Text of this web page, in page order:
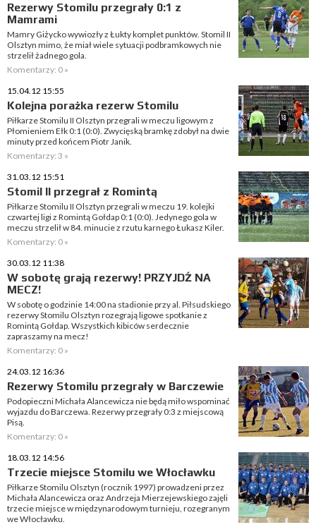
Rezerwy Stomilu przegrały 0:1 z
Mamrami
Mamry Giżycko wywiozły z Łukty komplet punktów. Stomil II
Olsztyn mimo, że miał wiele sytuacji podbramkowych nie
strzelił żadnego gola.
Komentarzy: 0 »
15.04.12 15:55
Kolejna porażka rezerw Stomilu
Piłkarze Stomilu II Olsztyn przegrali w meczu ligowym z
Płomieniem Ełk 0:1 (0:0). Zwycięską bramkę zdobył na dwie
minuty przed końcem Piotr Janik.
Komentarzy: 3 »
31.03.12 15:51
Stomil II przegrał z Romintą
Piłkarze Stomilu II Olsztyn przegrali w meczu 19. kolejki
czwartej ligi z Romintą Gołdap 0:1 (0:0). Jedynego gola w
meczu strzelił w 84. minucie z rzutu karnego Łukasz Kiler.
Komentarzy: 0 »
30.03.12 11:38
W sobotę grają rezerwy! PRZYJDŹ NA
MECZ!
W sobotę o godzinie 14:00 na stadionie przy al. Piłsudskiego
rezerwy Stomilu Olsztyn rozegrają ligowe spotkanie z
Romintą Gołdap. Wszystkich kibiców serdecznie
zapraszamy na mecz!
Komentarzy: 0 »
24.03.12 16:36
Rezerwy Stomilu przegrały w Barczewie
Podopieczni Michała Alancewicza nie będą miło wspominać
wyjazdu do Barczewa. Rezerwy przegrały 0:3 z miejscową
Pisą.
Komentarzy: 0 »
18.03.12 14:56
Trzecie miejsce Stomilu we Włocławku
Piłkarze Stomilu Olsztyn (rocznik 1997) prowadzeni przez
Michała Alancewicza oraz Andrzeja Mierzejewskiego zajęli
trzecie miejsce w międzynarodowym turnieju, rozegranym
we Włocławku.